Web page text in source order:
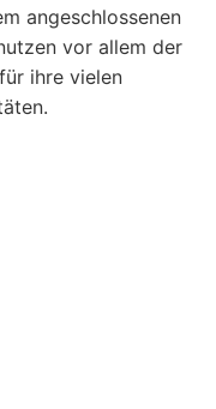
angeschlossenen
vor allem der
für ihre vielen